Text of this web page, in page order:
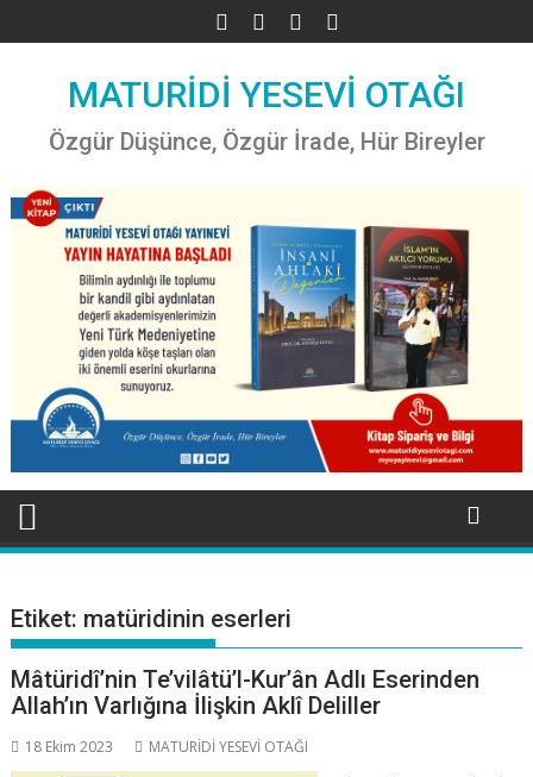
to
MATURİDİ YESEVİ OTAĞI
Özgür Düşünce, Özgür İrade, Hür Bireyler
Etiket: matüridinin eserleri
Mâtüridî’nin Te’vilâtü’l-Kur’ân Adlı Eserinden
Allah’ın Varlığına İlişkin Aklî Deliller
18 Ekim 2023 MATURİDİ YESEVİ OTAĞI